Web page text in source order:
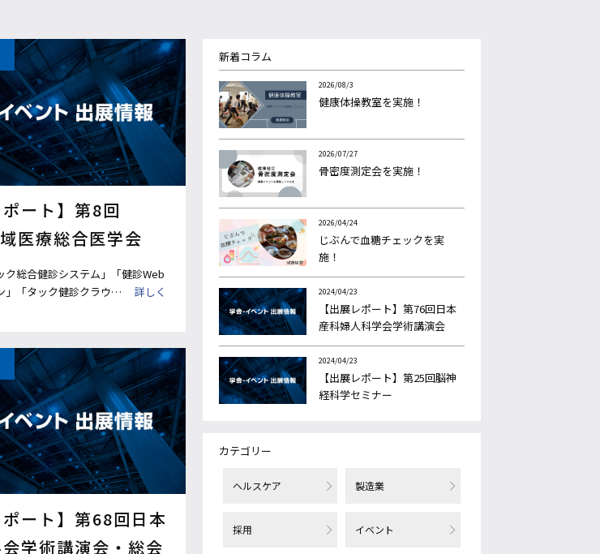
ポート】第8回
医療総合医学会
ク総合健診システム」「健診Web
」「タック健診クラウ…
詳しく
ポート】第68回日本
学術講演会・総会
新着コラム
2026/08/3
健康体操教室を実施！
2026/07/27
骨密度測定会を実施！
2026/04/24
じぶんで血糖チェックを実
施！
2024/04/23
【出展レポート】第76回日本
産科婦人科学会学術講演会
2024/04/23
【出展レポート】第25回脳神
経科学セミナー
カテゴリー
ヘルスケア 製造業
採用 イベント